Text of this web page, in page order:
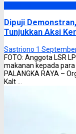
Dipuji
Tunjukkan Aksi
Sastriono 1
FOTO: Anggota LSR
makanan kepada
PALANGKA RAYA –
Kalt ...